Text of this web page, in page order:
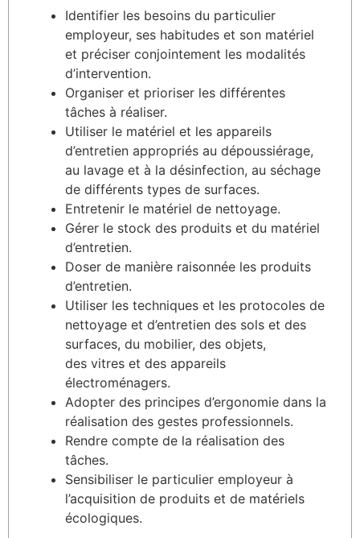
Identifier les besoins du particulier
employeur, ses habitudes et son matériel
et préciser conjointement les modalités
d’intervention.
Organiser et prioriser les différentes
tâches à réaliser.
Utiliser le matériel et les appareils
d’entretien appropriés au dépoussiérage,
au lavage et à la désinfection, au séchage
de différents types de surfaces.
Entretenir le matériel de nettoyage.
Gérer le stock des produits et du matériel
d’entretien.
Doser de manière raisonnée les produits
d’entretien.
Utiliser les techniques et les protocoles de
nettoyage et d’entretien des sols et des
surfaces, du mobilier, des objets,
des vitres et des appareils
électroménagers.
Adopter des principes d’ergonomie dans la
réalisation des gestes professionnels.
Rendre compte de la réalisation des
tâches.
Sensibiliser le particulier employeur à
l’acquisition de produits et de matériels
écologiques.